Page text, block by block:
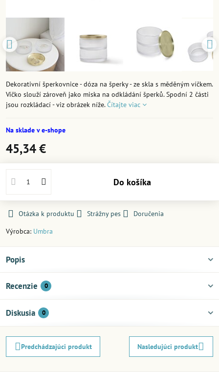
Dekorativní šperkovnice - dóza na šperky - ze skla s měděným víčkem.
Víčko slouží zároveň jako miska na odkládání šperků. Spodní 2 části
jsou rozkládací - viz obrázek níže.Čítajte viac
Na sklade v e-shope
45,34 €
Do košíka
Otázka k produktu Strážny pes
Doručenia
Výrobca: Umbra
Popis
Recenzie 0
Diskusia 0
Predchádzajúci produkt Nasledujúci produkt